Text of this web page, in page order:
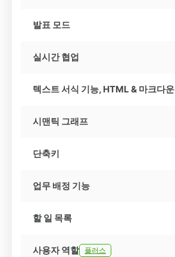
발표 모드
실시간 협업
텍스트 서식 기능, HTML & 마크다운
시맨틱 그래프
단축키
업무 배정 기능
할 일 목록
사용자 역할 플러스